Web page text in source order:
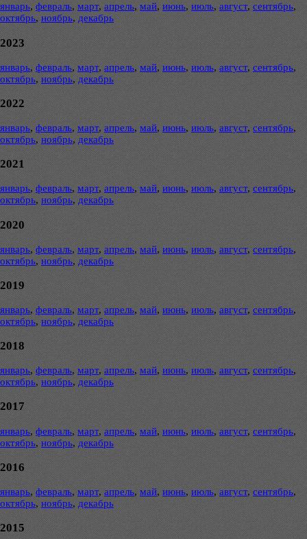
январь, февраль, март, апрель, май, июнь, июль, август, сентябрь,
октябрь, ноябрь, декабрь
2023
январь, февраль, март, апрель, май, июнь, июль, август, сентябрь,
октябрь, ноябрь, декабрь
2022
январь, февраль, март, апрель, май, июнь, июль, август, сентябрь,
октябрь, ноябрь, декабрь
2021
январь, февраль, март, апрель, май, июнь, июль, август, сентябрь,
октябрь, ноябрь, декабрь
2020
январь, февраль, март, апрель, май, июнь, июль, август, сентябрь,
октябрь, ноябрь, декабрь
2019
январь, февраль, март, апрель, май, июнь, июль, август, сентябрь,
октябрь, ноябрь, декабрь
2018
январь, февраль, март, апрель, май, июнь, июль, август, сентябрь,
октябрь, ноябрь, декабрь
2017
январь, февраль, март, апрель, май, июнь, июль, август, сентябрь,
октябрь, ноябрь, декабрь
2016
январь, февраль, март, апрель, май, июнь, июль, август, сентябрь,
октябрь, ноябрь, декабрь
2015